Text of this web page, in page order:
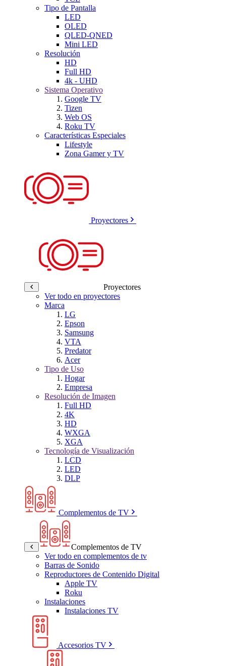
Tipo de Pantalla
LED
OLED
QLED-QNED
Mini LED
Resolución
HD
Full HD
4k - UHD
Sistema Operativo
Google TV
Tizen
Web OS
Roku TV
Características Especiales
Lifestyle
Zona Gamer y TV
Proyectores
Proyectores
Ver todo en proyectores
Marca
LG
Epson
Samsung
VTA
Predator
Acer
Tipo de Uso
Hogar
Empresa
Resolución de Imagen
Full HD
4K
HD
WXGA
XGA
Tecnología de Visualización
LCD
LED
DLP
Complementos de TV
Complementos de TV
Ver todo en complementos de tv
Barras de Sonido
Reproductores de Contenido Digital
Apple TV
Roku
Instalaciones
Instalaciones TV
Accesorios TV